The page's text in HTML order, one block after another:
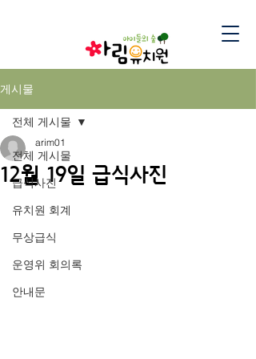
게시물
전체 게시물
급식사진
유치원 회계
무상급식
운영위 회의록
안내문
전체 게시물
12월 19일 급식사진
arim01